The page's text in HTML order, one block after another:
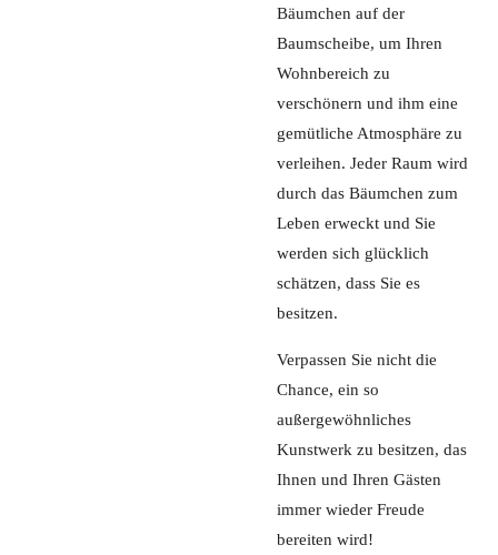
Bäumchen auf der
Baumscheibe, um Ihren
Wohnbereich zu
verschönern und ihm eine
gemütliche Atmosphäre zu
verleihen. Jeder Raum wird
durch das Bäumchen zum
Leben erweckt und Sie
werden sich glücklich
schätzen, dass Sie es
besitzen.
Verpassen Sie nicht die
Chance, ein so
außergewöhnliches
Kunstwerk zu besitzen, das
Ihnen und Ihren Gästen
immer wieder Freude
bereiten wird!